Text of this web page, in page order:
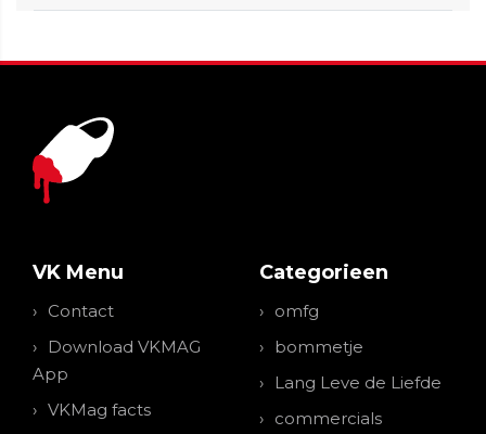
VK Menu
Contact
Download VKMAG
App
VKMag facts
Categorieen
omfg
bommetje
Lang Leve de Liefde
commercials